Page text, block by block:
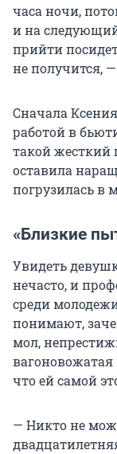
часа ночи,
и на
прийти
не получится,
Сначала
работой в
такой жесткий
оставила
погрузилась в
«Близкие
Увидеть
нечасто, и
среди
понимают,
мол,
что ей самой
— Никто не